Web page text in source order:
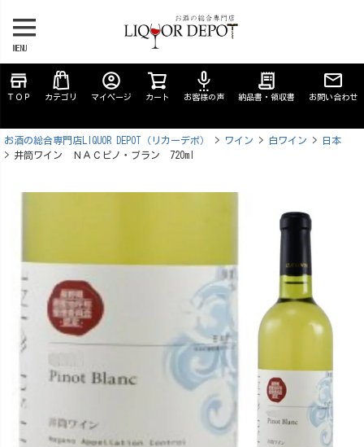
MENU
store
ＴＯＰ カテゴリ
account_circle
マイページ カート
settings_voice
お客様の声
receipt_long
納品書・領収書 お問い合わせ
お酒の総合専門店LIQUOR DEPOT（リカーデポ） ワイン 白ワイン
日本
井筒ワイン ＮＡＣピノ・ブラン 720ml